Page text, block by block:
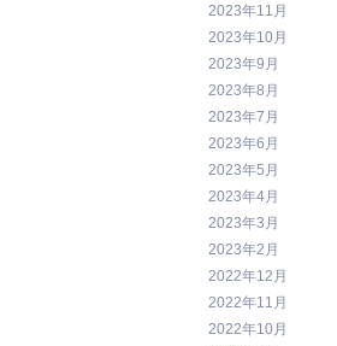
2023年11月
2023年10月
2023年9月
2023年8月
2023年7月
2023年6月
2023年5月
2023年4月
2023年3月
2023年2月
2022年12月
2022年11月
2022年10月